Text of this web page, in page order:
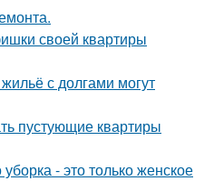
своей квартиры
с долгами могут
пустующие квартиры
- это только женское